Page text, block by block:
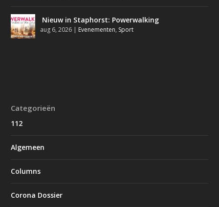
Nieuw in Staphorst: Powerwalking
aug 6, 2026 | Evenementen, Sport
Categorieën
112
Algemeen
Columns
Corona Dossier